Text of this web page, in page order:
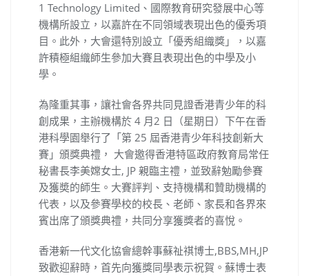
1 Technology Limited、國際教育研究發展中心等
機構所設立，以嘉許在不同領域表現出色的優秀項
目。此外，大會還特別設立「優秀組織獎」，以嘉
許積極組織師生參加大賽且表現出色的中學及小
學。
為隆重其事，讓社會各界共同見證香港青少年的科
創成果，主辦機構於 4 月2 日（星期日）下午在香
港科學園舉行了「第 25 屆香港青少年科技創新大
賽」頒獎典禮， 大會邀得香港特區政府教育局常任
秘書長李美嫦女士, JP 親臨主禮，並致辭勉勵參賽
及獲奬的師生。大賽評判、支持機構和贊助機構的
代表，以及參賽學校的校長、老師、家長和各界來
賓出席了頒獎典禮，共同分享獲獎者的喜悅。
香港新一代文化協會總幹事蘇祉祺博士,BBS,MH,JP
致歡迎辭時，首先向獲獎同學表示祝賀。蘇博士表